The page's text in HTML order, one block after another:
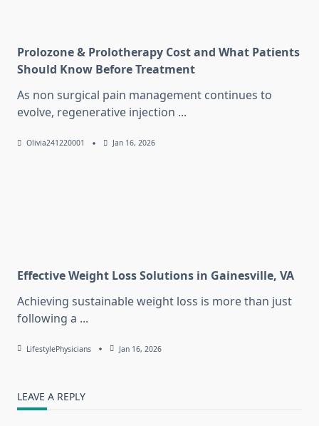
Prolozone & Prolotherapy Cost and What Patients
Should Know Before Treatment
As non surgical pain management continues to
evolve, regenerative injection ...
Olivia241220001 Jan 16, 2026
Effective Weight Loss Solutions in Gainesville, VA
Achieving sustainable weight loss is more than just
following a ...
LifestylePhysicians Jan 16, 2026
LEAVE A REPLY